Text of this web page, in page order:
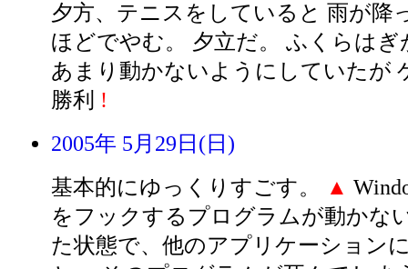
夕方、テニスをしていると 雨が降
ほどでやむ。 夕立だ。 ふくらはぎ
あまり動かないようにしていたが
勝利 !
2005年 5月29日(日)
基本的にゆっくりすごす。
▲
をフックするプログラムが動かな
た状態で、他のアプリケーション